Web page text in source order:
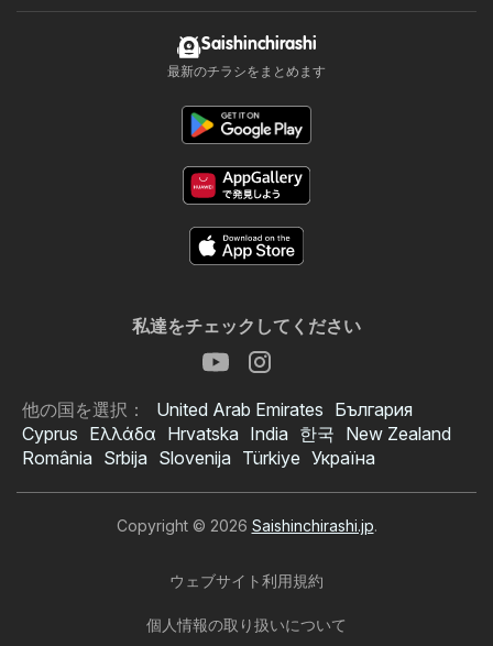
Saishinchirashi
最新のチラシをまとめます
私達をチェックしてください
他の国を選択： United Arab Emirates България
Cyprus Ελλάδα Hrvatska India 한국 New Zealand
România Srbija Slovenija Türkiye Україна
Copyright © 2026 Saishinchirashi.jp.
ウェブサイト利用規約
個人情報の取り扱いについて